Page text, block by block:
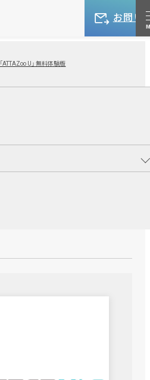
お問い
「ATTAZoo U」 無料体験版